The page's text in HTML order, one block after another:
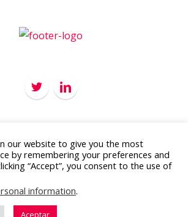
2012 - 2016APC Marketing
los derechos reservados
legal y política de privacidad
our website to give you the most
by remembering your preferences and
“Accept”, you consent to the use of
information.
Aceptar